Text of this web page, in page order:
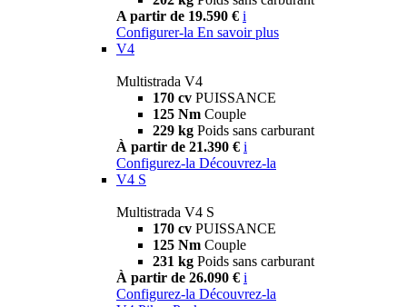
A partir de 19.590 € i
Configurer-la En savoir plus
V4
Multistrada V4
170 cv PUISSANCE
125 Nm Couple
229 kg Poids sans carburant
À partir de 21.390 € i
Configurez-la Découvrez-la
V4 S
Multistrada V4 S
170 cv PUISSANCE
125 Nm Couple
231 kg Poids sans carburant
À partir de 26.090 € i
Configurez-la Découvrez-la